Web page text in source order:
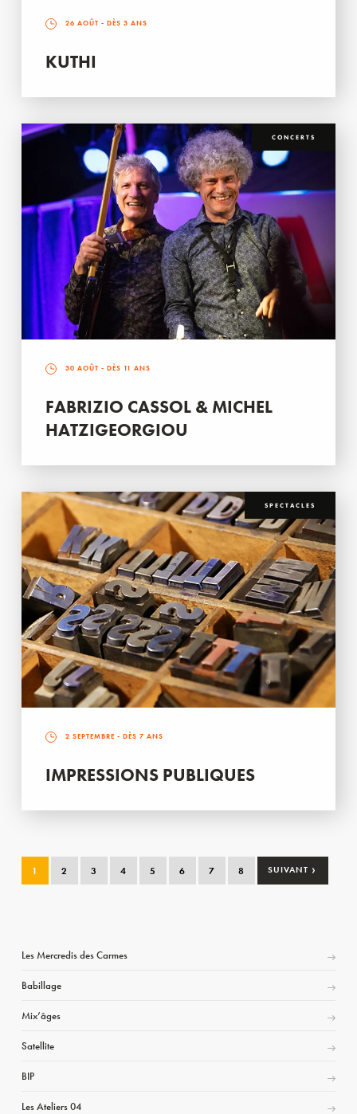
26 AOÛT - DÈS 3 ANS
KUTHI
CONCERTS
30 AOÛT - DÈS 11 ANS
FABRIZIO CASSOL & MICHEL
HATZIGEORGIOU
SPECTACLES
2 SEPTEMBRE - DÈS 7 ANS
IMPRESSIONS PUBLIQUES
1 2 3 4 5 6 7 8 SUIVANT ›
Les Mercredis des Carmes
Babillage
Mix’âges
Satellite
BIP
Les Ateliers 04